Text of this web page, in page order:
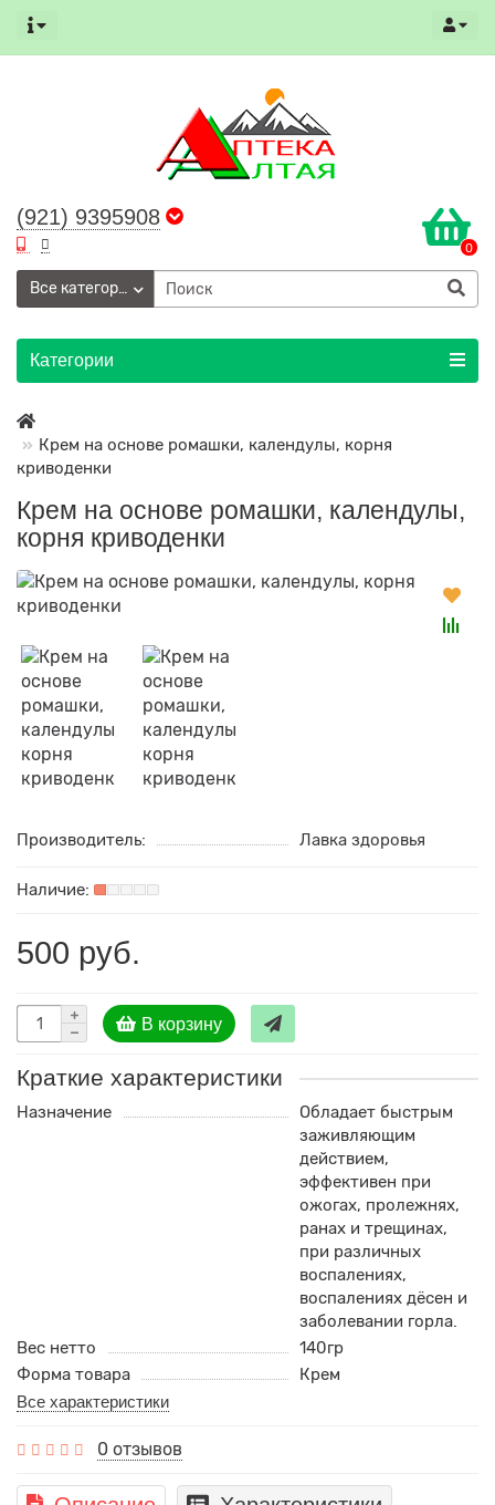
(921) 9395908
0
Все категории
Категории
Крем на основе ромашки, календулы, корня
криводенки
Крем на основе ромашки, календулы,
корня криводенки
Производитель: Лавка здоровья
500 руб.
В корзину
Краткие характеристики
Назначение
Обладает быстрым
заживляющим
действием,
эффективен при
ожогах, пролежнях,
ранах и трещинах,
при различных
воспалениях,
воспалениях дёсен и
заболевании горла.
Вес нетто
140гр
Форма товара
Крем
Все характеристики
0 отзывов